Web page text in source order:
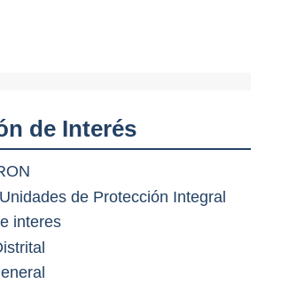
de Interés
de Protección Integral
interes